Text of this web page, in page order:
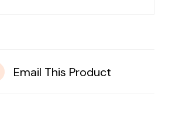
Email This Product